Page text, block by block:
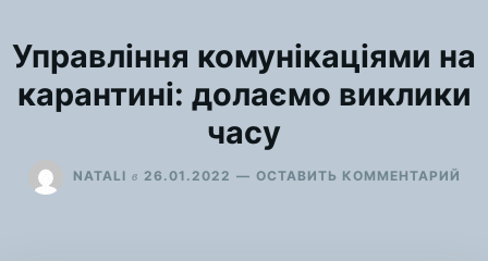
Управління комунікаціями на
карантині: долаємо виклики
часу
NATALI в 26.01.2022 ОСТАВИТЬ КОММЕНТАРИЙ